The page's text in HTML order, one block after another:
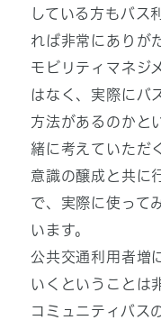
している方もバス
れば非常にありが
モビリティマネジ
はなく、実際にバ
方法があるのかと
緒に考えていただ
意識の醸成と共に
で、実際に使って
います。
公共交通利用者増
いくということは
コミュニティバス